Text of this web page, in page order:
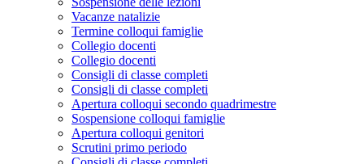
Vacanze natalizie
Termine colloqui famiglie
Collegio docenti
Collegio docenti
Consigli di classe completi
Consigli di classe completi
Apertura colloqui secondo quadrimestre
Sospensione colloqui famiglie
Apertura colloqui genitori
Scrutini primo periodo